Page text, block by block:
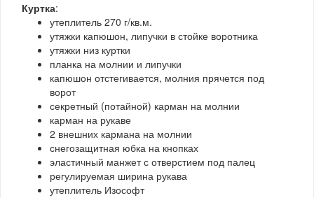
Куртка:
утеплитель 270 г/кв.м.
утяжки капюшон, липучки в стойке воротника
утяжки низ куртки
планка на молнии и липучки
капюшон отстегивается, молния прячется под
ворот
секретный (потайной) карман на молнии
карман на рукаве
2 внешних кармана на молнии
снегозащитная юбка на кнопках
эластичный манжет с отверстием под палец
регулируемая ширина рукава
утеплитель Изософт